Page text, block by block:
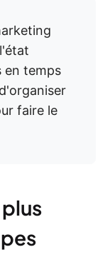
en temps
faire le